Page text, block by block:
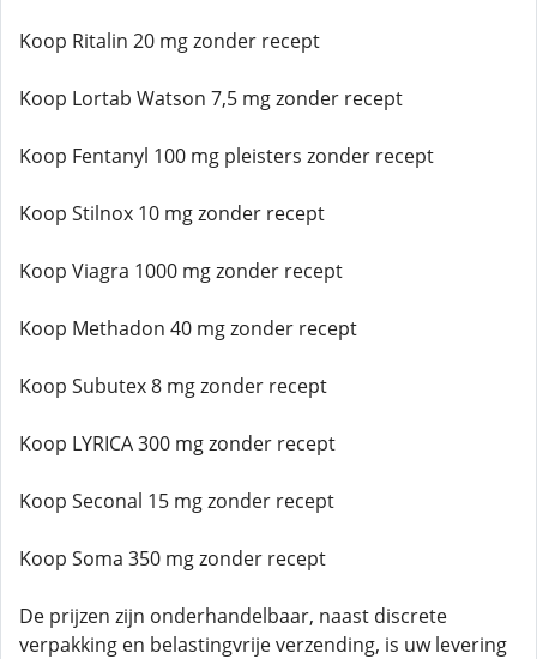
Koop Ritalin 20 mg zonder recept
Koop Lortab Watson 7,5 mg zonder recept
Koop Fentanyl 100 mg pleisters zonder recept
Koop Stilnox 10 mg zonder recept
Koop Viagra 1000 mg zonder recept
Koop Methadon 40 mg zonder recept
Koop Subutex 8 mg zonder recept
Koop LYRICA 300 mg zonder recept
Koop Seconal 15 mg zonder recept
Koop Soma 350 mg zonder recept
De prijzen zijn onderhandelbaar, naast discrete
verpakking en belastingvrije verzending, is uw levering